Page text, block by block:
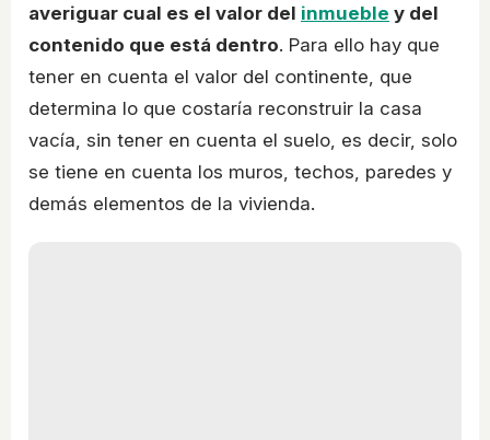
averiguar cual es el valor del inmueble y del
contenido que está dentro. Para ello hay que
tener en cuenta el valor del continente, que
determina lo que costaría reconstruir la casa
vacía, sin tener en cuenta el suelo, es decir, solo
se tiene en cuenta los muros, techos, paredes y
demás elementos de la vivienda.